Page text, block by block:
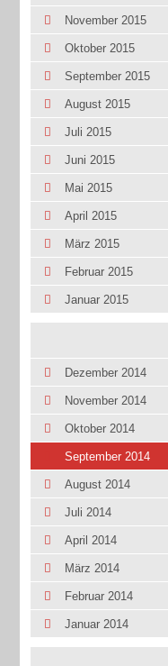
November 2015
Oktober 2015
September 2015
August 2015
Juli 2015
Juni 2015
Mai 2015
April 2015
März 2015
Februar 2015
Januar 2015
Dezember 2014
November 2014
Oktober 2014
September 2014
August 2014
Juli 2014
April 2014
März 2014
Februar 2014
Januar 2014